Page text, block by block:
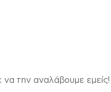
να την αναλάβουμε εμείς!